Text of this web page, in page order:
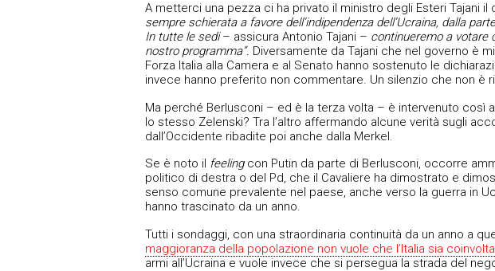
A metterci una pezza ci ha privato il ministro degli Esteri Tajani il
sempre schierata a favore dell’indipendenza dell’Ucraina, dalla
In tutte le sedi– assicura Antonio Tajani – continueremo a votare
nostro programma”. Diversamente da Tajani che nel governo è
Forza Italia alla Camera e al Senato hanno sostenuto le
invece hanno preferito non commentare. Un silenzio che non è
Ma perché Berlusconi – ed è la terza volta – è intervenuto così
lo stesso Zelenski? Tra l’altro affermando alcune verità sugli
dall’Occidente ribadite poi anche dalla Merkel.
Se è noto il feelingcon Putin da parte di Berlusconi, occorre
politico di destra o del Pd, che il Cavaliere ha dimostrato e
senso comune prevalente nel paese, anche verso la guerra in
hanno trascinato da un anno.
Tutti i sondaggi, con una straordinaria continuità da un anno a
maggioranza della popolazione non vuole che l’Italia sia
armi all’Ucraina e vuole invece che si persegua la strada del